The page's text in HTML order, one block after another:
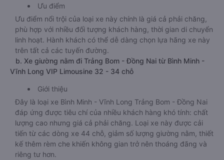
Ưu điểm
Ưu điểm nổi trội của loại xe này chính là giá cả phải chăng,
phù hợp với nhiều đối tượng khách hàng, thời gian di chuyển
linh hoạt. Hành khách có thể dễ dàng chọn lựa hãng xe này
trên tất cả các tuyến đường.
b. Xe giường nằm đi Trảng Bom - Đồng Nai từ Bình Minh -
Vĩnh Long VIP Limousine 32 - 34 chỗ
Giới thiệu
Đây là loại xe Bình Minh - Vĩnh Long Trảng Bom - Đồng Nai
đáp ứng được tiêu chí của nhiều khách hàng khó tính: chất
lượng cao nhưng giá cả phải chăng. Loại xe này được cải
tiến từ các dòng xe 44 chỗ, giảm số lượng giường nằm, thiết
kế thêm rèm che khiến không gian trở nên thoáng đãng và
riêng tư hơn.